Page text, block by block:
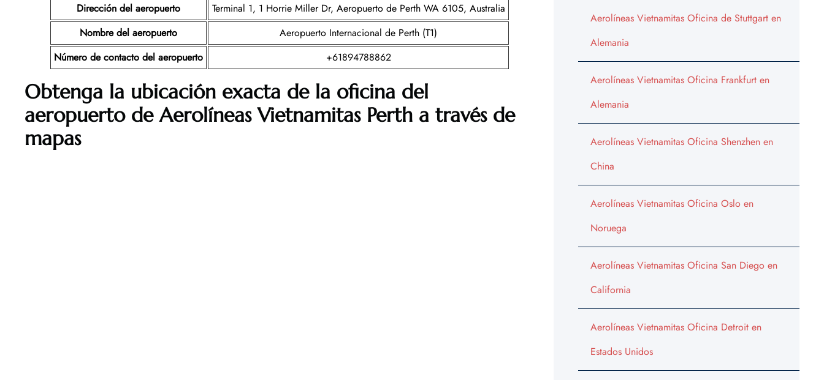
Dirección del aeropuerto
Terminal 1, 1 Horrie Miller Dr, Aeropuerto de Perth WA 6105, Australia
Nombre del aeropuerto
Aeropuerto Internacional de Perth (T1)
Número de contacto del aeropuerto
+61894788862
Obtenga la ubicación exacta de la oficina del
aeropuerto de Aerolíneas Vietnamitas Perth a través de
mapas
Aerolíneas Vietnamitas Oficina de Stuttgart en
Alemania
Aerolíneas Vietnamitas Oficina Frankfurt en
Alemania
Aerolíneas Vietnamitas Oficina Shenzhen en
China
Aerolíneas Vietnamitas Oficina Oslo en
Noruega
Aerolíneas Vietnamitas Oficina San Diego en
California
Aerolíneas Vietnamitas Oficina Detroit en
Estados Unidos